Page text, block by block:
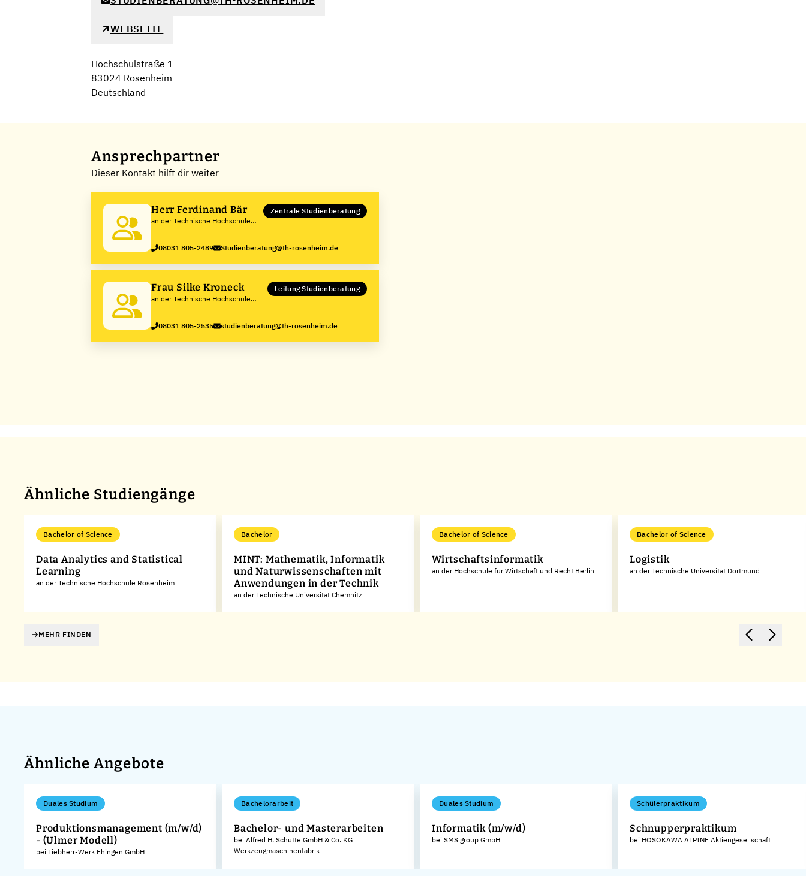
WEBSEITE
Hochschulstraße 1
83024 Rosenheim
Deutschland
Ansprechpartner
Dieser Kontakt hilft dir weiter
Herr Ferdinand Bär
an der Technische Hochschule
Zentrale Studienberatung
08031 805-2489 Studienberatung@th-rosenheim.de
Frau Silke Kroneck
an der Technische Hochschule
Leitung Studienberatung
08031 805-2535 studienberatung@th-rosenheim.de
Ähnliche Studiengänge
Bachelor of Science
Data Analytics and Statistical
Learning
an der Technische Hochschule Rosenheim
Bachelor
MINT: Mathematik, Informatik
und Naturwissenschaften mit
Anwendungen in der Technik
an der Technische Universität Chemnitz
Bachelor of Science
Wirtschaftsinformatik
an der Hochschule für Wirtschaft und Recht Berlin
Bachelor of Science
Logistik
an der Technische Universität Dortmund
MEHR FINDEN
Ähnliche Angebote
Duales Studium
Produktionsmanagement (m/w/d)
- (Ulmer Modell)
bei Liebherr-Werk Ehingen GmbH
Bachelorarbeit
Bachelor- und Masterarbeiten
bei Alfred H. Schütte GmbH & Co. KG
Werkzeugmaschinenfabrik
Duales Studium
Informatik (m/w/d)
bei SMS group GmbH
Schülerpraktikum
Schnupperpraktikum
bei HOSOKAWA ALPINE Aktiengesellschaft